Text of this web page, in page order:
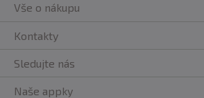
Vše o nákupu
Kontakty
Sledujte nás
Naše appky